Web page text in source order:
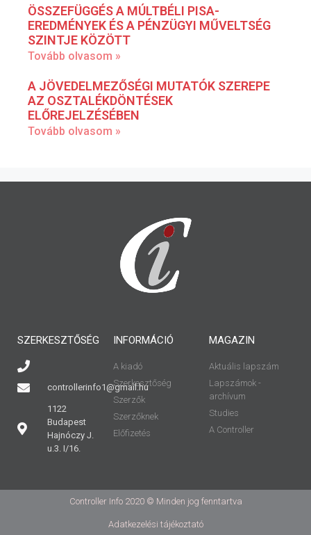
ÖSSZEFÜGGÉS A MÚLTBÉLI PISA-
EREDMÉNYEK ÉS A PÉNZÜGYI MŰVELTSÉG
SZINTJE KÖZÖTT
Tovább olvasom »
A JÖVEDELMEZŐSÉGI MUTATÓK SZEREPE
AZ OSZTALÉKDÖNTÉSEK
ELŐREJELZÉSÉBEN
Tovább olvasom »
SZERKESZTŐSÉG
controllerinfo1@gmail.hu
1122
Budapest
Hajnóczy J.
u.3. I/16.
INFORMÁCIÓ
A kiadó
Szerkesztőség
Szerzők
Szerzőknek
Előfizetés
MAGAZIN
Aktuális lapszám
Lapszámok -
archívum
Studies
A Controller
Controller Info 2020 © Minden jog fenntartva
Adatkezelési tájékoztató